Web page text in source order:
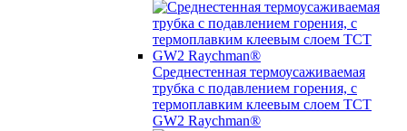
Среднестенная термоусаживаемая
трубка c подавлением горения, с
термоплавким клеевым слоем TCT
GW2 Raychman®